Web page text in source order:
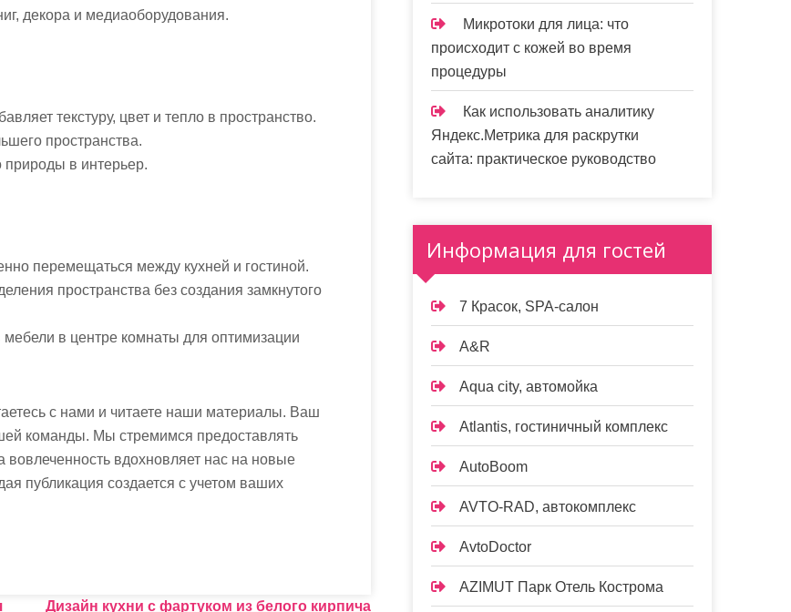
декора и медиаоборудования.
текстуру, цвет и тепло в пространство.
пространства.
природы в интерьер.
перемещаться между кухней и гостиной.
пространства без создания замкнутого
в центре комнаты для оптимизации
с нами и читаете наши материалы. Ваш
команды. Мы стремимся предоставлять
вдохновляет нас на новые
публикация создается с учетом ваших
Дизайн кухни с фартуком из белого кирпича
Микротоки для лица: что
происходит с кожей во время
процедуры
Как использовать аналитику
Яндекс.Метрика для раскрутки
сайта: практическое руководство
Информация для гостей
7 Красок, SPA-салон
A&R
Aqua city, автомойка
Atlantis, гостиничный комплекс
AutoBoom
AVTO-RAD, автокомплекс
AvtoDoctor
AZIMUT Парк Отель Кострома